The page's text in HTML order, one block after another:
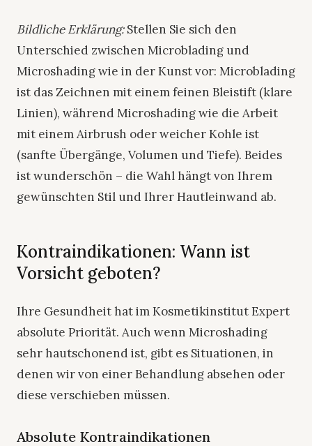
Bildliche Erklärung:Stellen Sie sich den
Unterschied zwischen Microblading und
Microshading wie in der Kunst vor: Microblading
ist das Zeichnen mit einem feinen Bleistift (klare
Linien), während Microshading wie die Arbeit
mit einem Airbrush oder weicher Kohle ist
(sanfte Übergänge, Volumen und Tiefe). Beides
ist wunderschön – die Wahl hängt von Ihrem
gewünschten Stil und Ihrer Hautleinwand ab.
Kontraindikationen: Wann ist
Vorsicht geboten?
Ihre Gesundheit hat im Kosmetikinstitut Expert
absolute Priorität. Auch wenn Microshading
sehr hautschonend ist, gibt es Situationen, in
denen wir von einer Behandlung absehen oder
diese verschieben müssen.
Absolute Kontraindikationen